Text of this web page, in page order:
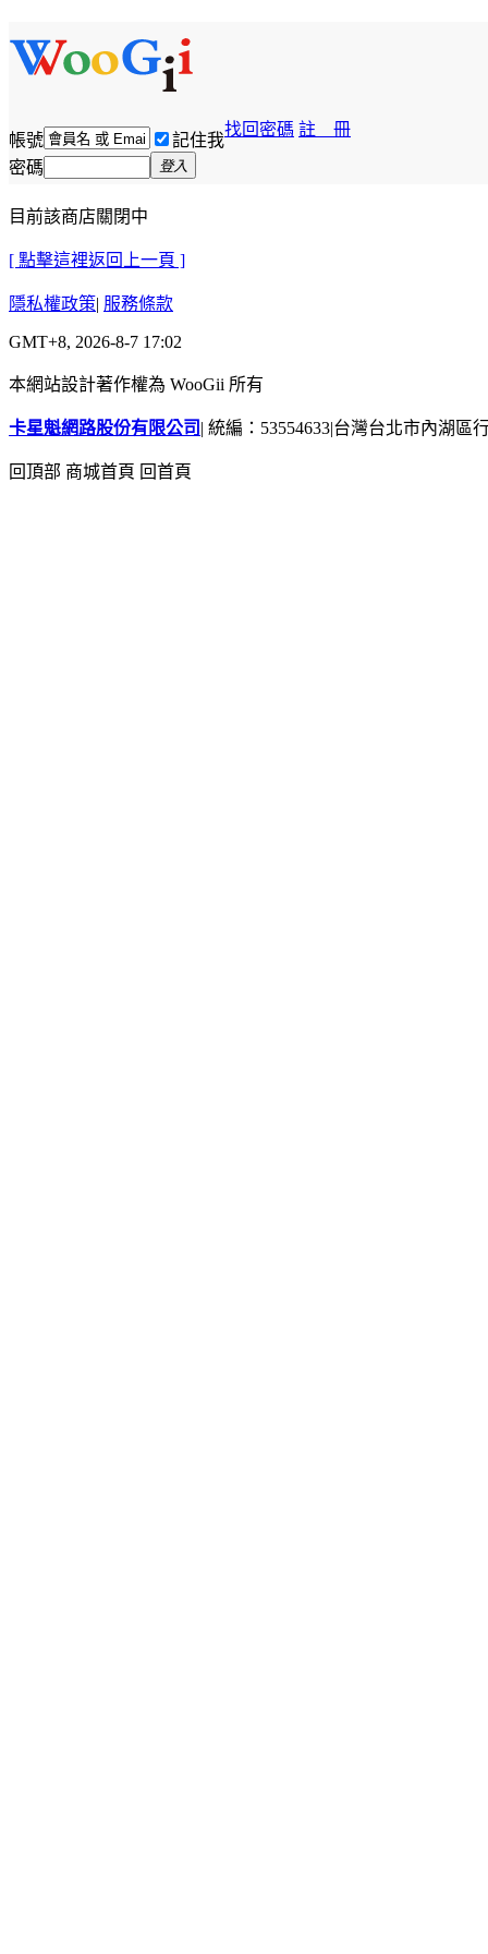
帳號 記住我
找回密碼 註 冊
密碼 登入
目前該商店關閉中
[ 點擊這裡返回上一頁 ]
隱私權政策| 服務條款
GMT+8, 2026-8-7 17:02
本網站設計著作權為 WooGii 所有
卡星魁網路股份有限公司 | 統編：53554633|台灣台北市內湖區
回頂部 商城首頁 回首頁